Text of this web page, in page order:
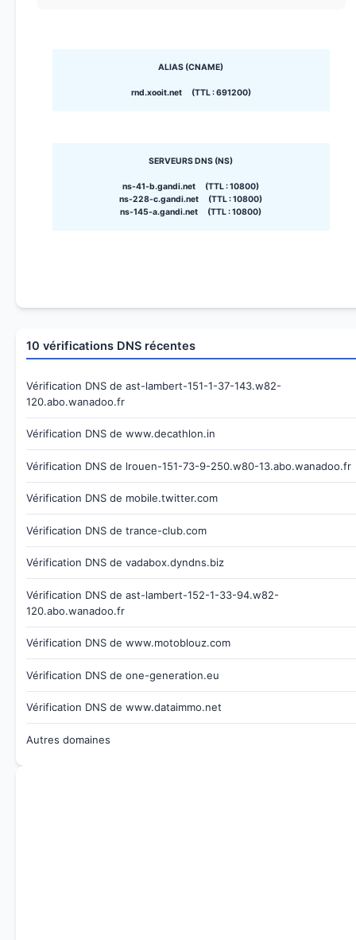
ALIAS (CNAME)
rnd.xooit.net (TTL : 691200)
SERVEURS DNS (NS)
ns-41-b.gandi.net (TTL : 10800)
ns-228-c.gandi.net (TTL : 10800)
ns-145-a.gandi.net (TTL : 10800)
10 vérifications DNS récentes
Vérification DNS de ast-lambert-151-1-37-143.w82-
120.abo.wanadoo.fr
Vérification DNS de www.decathlon.in
Vérification DNS de lrouen-151-73-9-250.w80-13.abo.wanadoo.fr
Vérification DNS de mobile.twitter.com
Vérification DNS de trance-club.com
Vérification DNS de vadabox.dyndns.biz
Vérification DNS de ast-lambert-152-1-33-94.w82-
120.abo.wanadoo.fr
Vérification DNS de www.motoblouz.com
Vérification DNS de one-generation.eu
Vérification DNS de www.dataimmo.net
Autres domaines